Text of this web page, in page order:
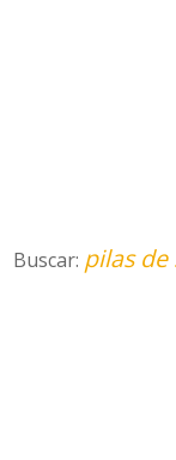
Buscar: pilas de